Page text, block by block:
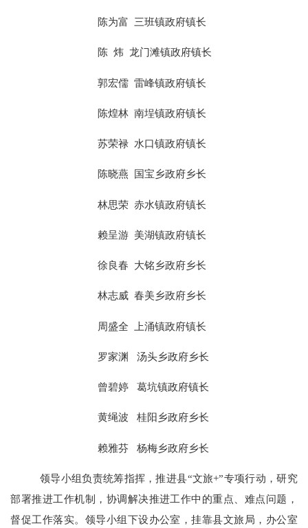
陈为富 三班镇政府镇长
陈 炜 龙门滩镇政府镇长
郭宏儒 雷峰镇政府镇长
陈煌林 南埕镇政府镇长
苏荣禄 水口镇政府镇长
陈晓燕 国宝乡政府乡长
林思荣 赤水镇政府镇长
赖呈游 美湖镇政府镇长
徐良春 大铭乡政府乡长
林志威 春美乡政府乡长
周盛全 上涌镇政府镇长
罗家渊 汤头乡政府乡长
曾碧婷 葛坑镇政府镇长
黄绳波 桂阳乡政府乡长
赖雅芬 杨梅乡政府乡长
领导小组负责统筹指挥，推进县“文旅+”专项行动，研究
部署推进工作机制，协调解决推进工作中的重点、难点问题，
督促工作落实。领导小组下设办公室，挂靠县文旅局，办公室